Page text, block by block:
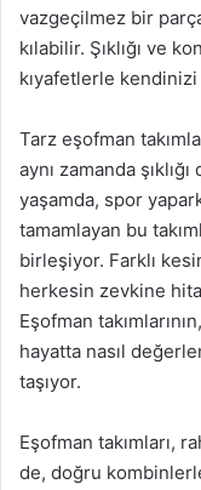
vazgeçilmez bir
kılabilir. Şıklığı ve
kıyafetlerle
Tarz eşofman
aynı zamanda
yaşamda, spor
tamamlayan bu
birleşiyor. Farklı
herkesin zevkine
Eşofman
hayatta nasıl
taşıyor.
Eşofman takımları,
de, doğru